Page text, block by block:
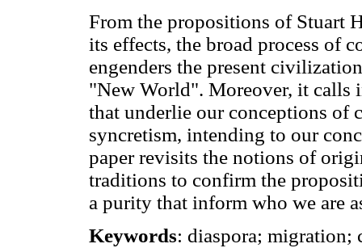
From the propositions of Stuart
its effects, the broad process of
engenders the present
"New World". Moreover, it calls
that underlie our conceptions of
syncretism, intending to our
paper revisits the notions of
traditions to confirm the
a purity that inform who we are
Keywords: diaspora; migration;